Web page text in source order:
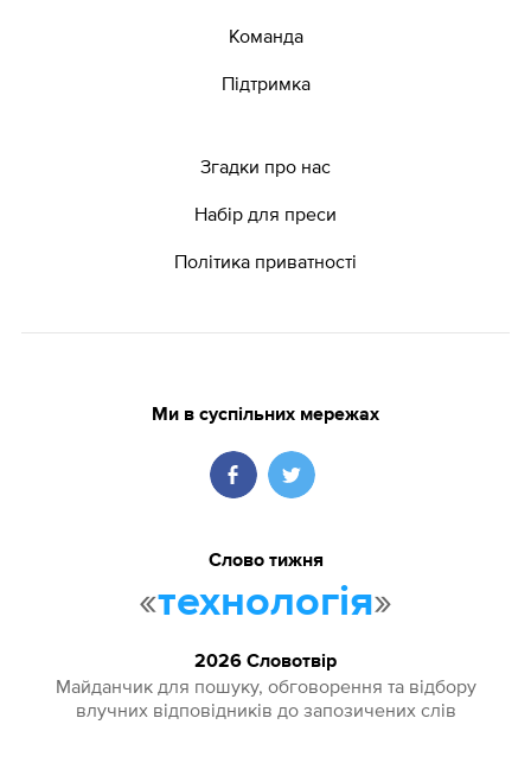
Команда
Підтримка
Згадки про нас
Набір для преси
Політика приватності
Ми в суспільних мережах
Слово тижня
«технологія»
2026 Словотвір
Майданчик для пошуку, обговорення та відбору
влучних відповідників до запозичених слів